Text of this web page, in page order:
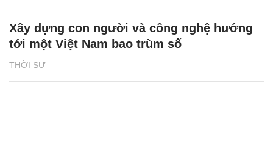
THỜI SỰ
Xây dựng con người và công nghệ hướng
tới một Việt Nam bao trùm số